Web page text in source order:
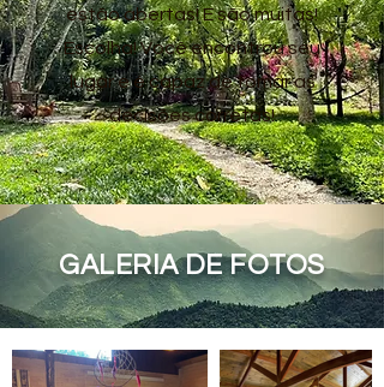
estão abertas! E são muitas!
Escolha! Você encontrou seu
lugar e é capaz de tomar as
decisões corretas!
GALERIA DE FOTOS